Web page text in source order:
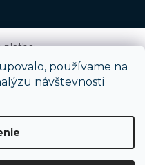
používame na
návštevnosti
platba: